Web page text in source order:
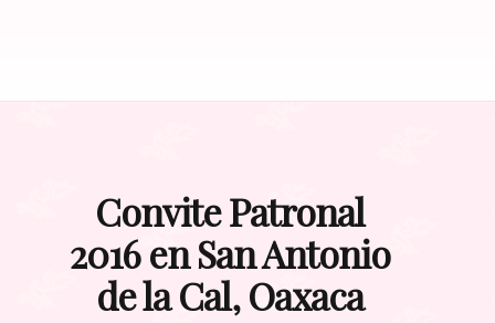
Convite Patronal
2016 en San Antonio
de la Cal, Oaxaca